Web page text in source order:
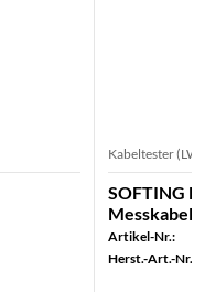
Kabeltester
SOFTING
Artikel-Nr.:
Herst.-Art.-Nr.: